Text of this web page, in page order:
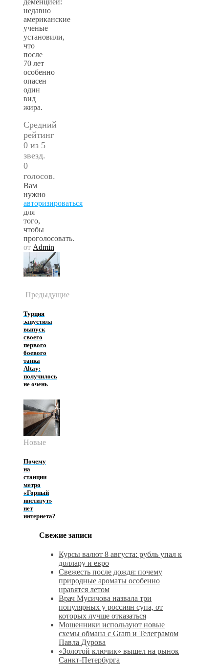
деменцией:
недавно
американские
ученые
установили,
что
после
70 лет
особенно
опасен
один
вид
жира.
Средний
рейтинг
0 из 5
звезд.
0
голосов.
Вам
нужно
авторизироваться
для
того,
чтобы
проголосовать.
от Admin
Предыдущие
Турция
запустила
выпуск
своего
первого
боевого
танка
Altay:
получилось
не очень
Новые
Почему
на
станции
метро
«Горный
институт»
нет
интернета?
Свежие записи
Курсы валют 8 августа: рубль упал к
доллару и евро
Свежесть после дождя: почему
природные ароматы особенно
нравятся летом
Врач Мусичова назвала три
популярных у россиян супа, от
которых лучше отказаться
Мошенники используют новые
схемы обмана с Gram и Телеграмом
Павла Дурова
«Золотой ключик» вышел на рынок
Санкт‑Петербурга